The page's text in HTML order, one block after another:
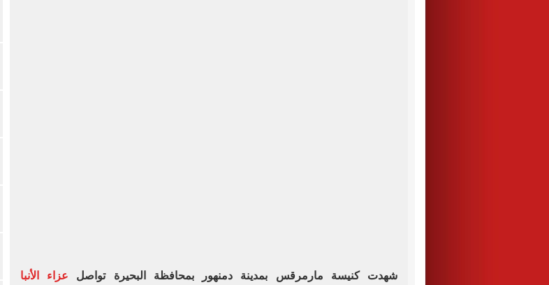
شهدت كنيسة مارمرقس بمدينة دمنهور بمحافظة البحيرة تواصل عزاء الأنبا